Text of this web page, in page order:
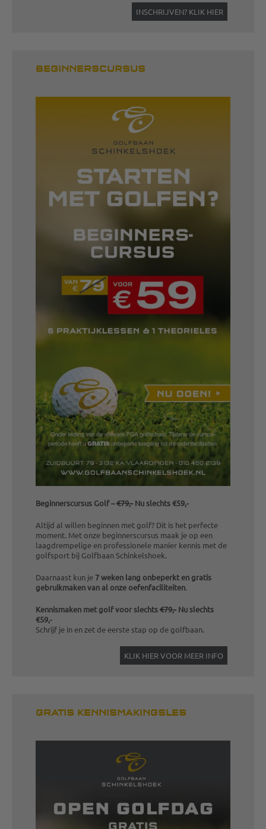
INSCHRIJVEN? KLIK HIER
BEGINNERSCURSUS
Beginnerscursus Golf –€79,- Nu slechts €59,-
Altijd al willen beginnen met golf? Dit is het perfecte
moment. Met onze beginnerscursus maak je op een
laagdrempelige en professionele manier kennis met de
golfsport bij Golfbaan Schinkelshoek.
Daarnaast kun je 7 weken lang onbeperkt en gratis
gebruikmaken van al onze oefenfaciliteiten.
Kennismaken met golf voor slechts€79,- Nu slechts
€59,-
Schrijf je in en zet de eerste stap op de golfbaan.
KLIK HIER VOOR MEER INFO
GRATIS KENNISMAKINGSLES